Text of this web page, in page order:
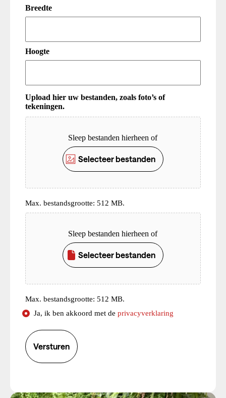
Breedte
Hoogte
Upload hier uw bestanden, zoals foto’s of
tekeningen.
Upload
Sleep bestanden hierheen of
Selecteer bestanden
Max. bestandsgrootte: 512 MB.
Upload
Sleep bestanden hierheen of
Selecteer bestanden
Max. bestandsgrootte: 512 MB.
Consent
Ja, ik ben akkoord met de privacyverklaring